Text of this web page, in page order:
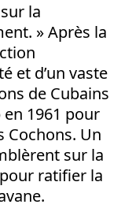
la
» Après la
et d’un vaste
de Cubains
1961 pour
Cochons. Un
sur la
ratifier la